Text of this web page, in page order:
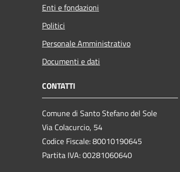
Enti e fondazioni
Politici
Personale Amministrativo
Documenti e dati
CONTATTI
Comune di Santo Stefano del Sole
Via Colacurcio, 54
Codice Fiscale: 80010190645
Partita IVA: 00281060640